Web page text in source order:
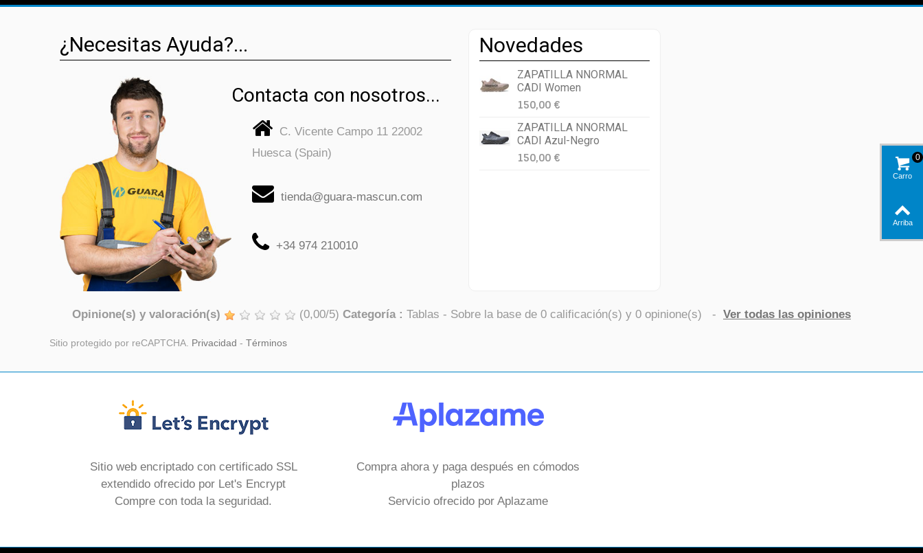
¿Necesitas Ayuda?...
Contacta con nosotros...
C. Vicente Campo 11 22002
Huesca (Spain)
tienda@guara-mascun.com
+34 974 210010
Novedades
ZAPATILLA NNORMAL
CADI Women
150,00 €
ZAPATILLA NNORMAL
CADI Azul-Negro
150,00 €
Opinione(s) y valoración(s) (0,00/5) Categoría : Tablas - Sobre la base de 0 calificación(s) y 0 opinione(s) - Ver todas las opiniones
Sitio protegido por reCAPTCHA. Privacidad - Términos
Sitio web encriptado con certificado SSL
extendido ofrecido por Let's Encrypt
Compre con toda la seguridad.
Compra ahora y paga después en cómodos
plazos
Servicio ofrecido por Aplazame
Carro
0
Arriba